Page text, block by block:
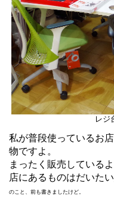
レジ
私が普段使っているお
物ですよ。
まったく販売している
店にあるものはだいた
のこと、前も書きましたけど。